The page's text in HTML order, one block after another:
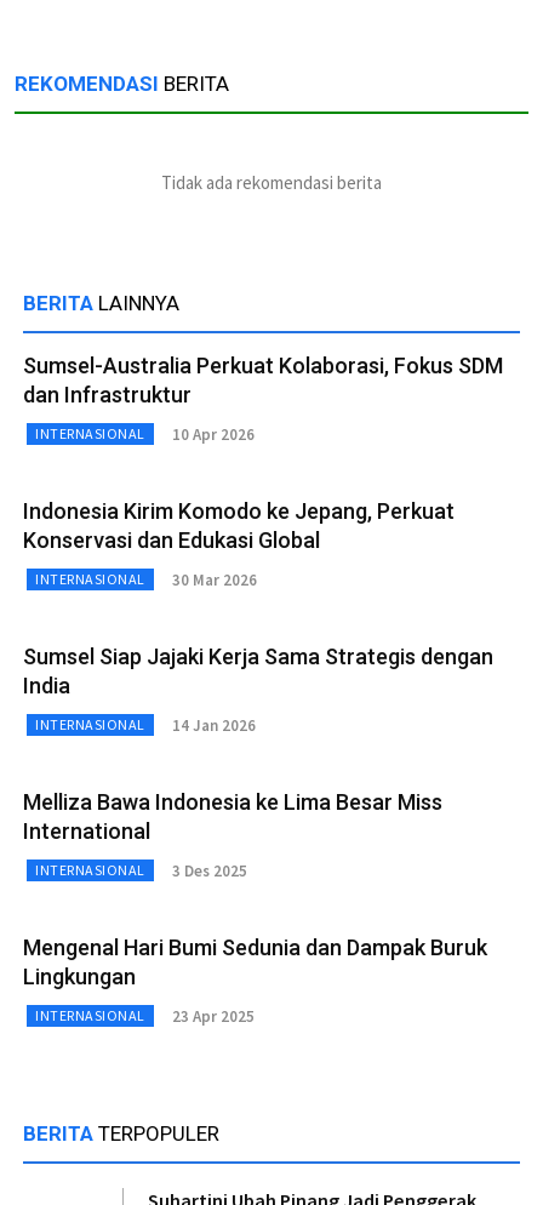
REKOMENDASI BERITA
Tidak ada rekomendasi berita
BERITA LAINNYA
Sumsel-Australia Perkuat Kolaborasi, Fokus SDM
dan Infrastruktur
INTERNASIONAL 10 Apr 2026
Indonesia Kirim Komodo ke Jepang, Perkuat
Konservasi dan Edukasi Global
INTERNASIONAL 30 Mar 2026
Sumsel Siap Jajaki Kerja Sama Strategis dengan
India
INTERNASIONAL 14 Jan 2026
Melliza Bawa Indonesia ke Lima Besar Miss
International
INTERNASIONAL 3 Des 2025
Mengenal Hari Bumi Sedunia dan Dampak Buruk
Lingkungan
INTERNASIONAL 23 Apr 2025
BERITA TERPOPULER
Suhartini Ubah Pinang Jadi Penggerak